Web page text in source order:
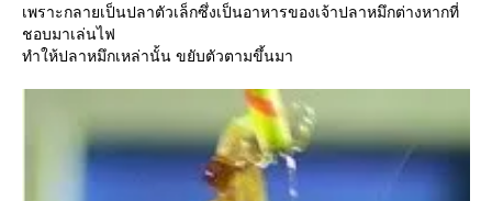
เพราะกลายเป็นปลาตัวเล็กซึ่งเป็นอาหารของเจ้าปลาหมึกต่างหากที่
ชอบมาเล่นไฟ
ทำให้ปลาหมึกเหล่านั้น ขยับตัวตามขึ้นมา